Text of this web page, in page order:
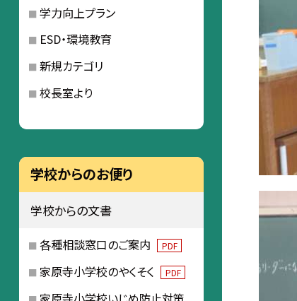
学力向上プラン
ESD・環境教育
新規カテゴリ
校長室より
学校からのお便り
学校からの文書
各種相談窓口のご案内 PDF
家原寺小学校のやくそく PDF